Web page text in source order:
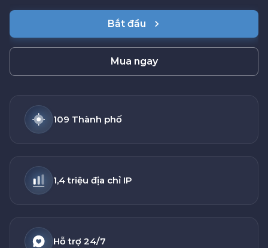
Bắt đầu
Mua ngay
109 Thành phố
1,4 triệu địa chỉ IP
Hỗ trợ 24/7